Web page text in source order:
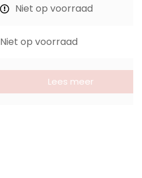
Niet op voorraad
Niet op voorraad
Lees meer